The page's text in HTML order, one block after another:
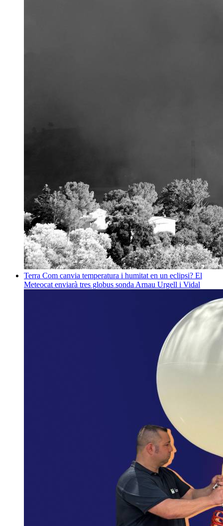
Terra Com canvia temperatura i humitat en un eclipsi? El
Meteocat enviarà tres globus sonda Arnau Urgell i Vidal